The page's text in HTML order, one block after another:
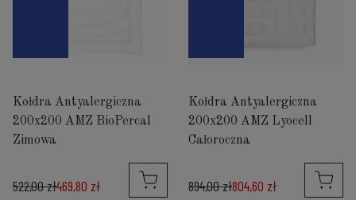
Kołdra Antyalergiczna
200x200 AMZ BioPercal
Zimowa
469,80 zł
522,00 zł
Kołdra Antyalergiczna
200x200 AMZ Lyocell
Całoroczna
804,60 zł
894,00 zł